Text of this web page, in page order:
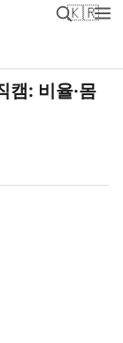
🇰🇷
캠: 비율·몸